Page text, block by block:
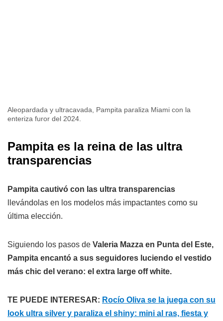
Aleopardada y ultracavada, Pampita paraliza Miami con la
enteriza furor del 2024.
Pampita es la reina de las ultra
transparencias
Pampita cautivó con las ultra transparencias
llevándolas en los modelos más impactantes como su
última elección.
Siguiendo los pasos de Valeria Mazza en Punta del Este,
Pampita encantó a sus seguidores luciendo el vestido
más chic del verano: el extra large off white.
TE PUEDE INTERESAR: Rocío Oliva se la juega con su
look ultra silver y paraliza el shiny: mini al ras, fiesta y